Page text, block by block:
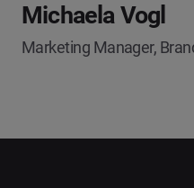
Michaela Vogl
Marketing Manager,